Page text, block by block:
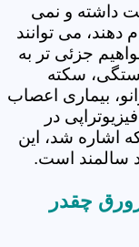
داشته و نمی
دهند، می توانند
جزئی تر به
سکته
بیماری اعصاب
در
اشاره شد، این
سالمند است.
چقدر